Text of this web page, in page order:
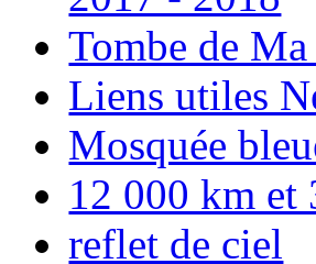
Tombe de
Liens utiles
Mosquée
12 000 km et
reflet de ciel